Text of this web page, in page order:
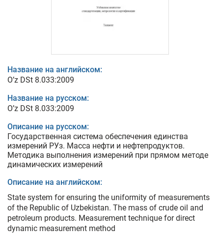
Название на английском:
O’z DSt 8.033:2009
Название на русском:
O’z DSt 8.033:2009
Описание на русском:
Государственная система обеспечения единства
измерений РУз. Масса нефти и нефтепродуктов.
Методика выполнения измерений при прямом методе
динамических измерений
Описание на английском:
State system for ensuring the uniformity of measurements
of the Republic of Uzbekistan. The mass of crude oil and
petroleum products. Measurement technique for direct
dynamic measurement method